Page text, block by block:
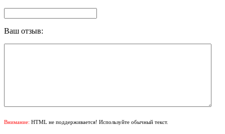
Ваш отзыв:
Внимание: HTML не поддерживается! Используйте обычный текст.